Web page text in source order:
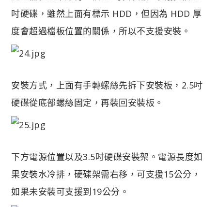
吋硬碟，雖然上面有標示 HDD，但因為 HDD 厚
度會超過檔板位置的關係，所以不支援安裝。
安裝方式，上面有手轉螺絲先拆下安裝板，2.5吋
硬碟從底部螺絲固定，再裝回安裝板。
下方電源位置以及3.5吋硬碟安裝架。電源長度如
果安裝水冷排，硬碟架需右移，可支援15公分，
如果未安裝可支援到19公分。